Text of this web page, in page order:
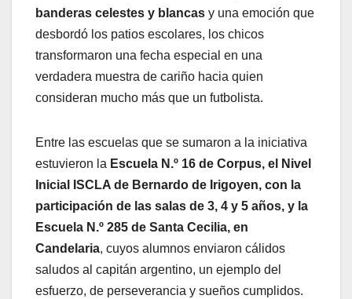
banderas celestes y blancas y una emoción que
desbordó los patios escolares, los chicos
transformaron una fecha especial en una
verdadera muestra de cariño hacia quien
consideran mucho más que un futbolista.
Entre las escuelas que se sumaron a la iniciativa
estuvieron la Escuela N.º 16 de Corpus, el Nivel
Inicial ISCLA de Bernardo de Irigoyen, con la
participación de las salas de 3, 4 y 5 años, y la
Escuela N.º 285 de Santa Cecilia, en
Candelaria, cuyos alumnos enviaron cálidos
saludos al capitán argentino, un ejemplo del
esfuerzo, de perseverancia y sueños cumplidos.